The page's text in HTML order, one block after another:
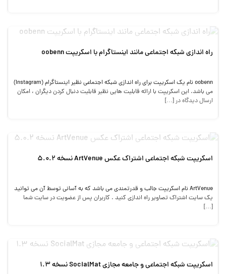
راه اندازی شبکه اجتماعی مانند اینستاگرام با اسکریپت oobenn
oobenn نام یک اسکریپت برای راه اندازی شبکه اجتماعی نظیر اینستاگرام (Instagram)
می باشد. این اسکریپت با ارائه قابلیت هایی نظیر قابلیت دنبال کردن دیگران ، امکان
ارسال دیدگاه در […]
اسکریپت شبکه اجتماعی اشتراک عکس ArtVenue نسخه 5.0.2
ArtVenue نام اسکریپت جالب و قدرتمندی می باشد که به آسانی توسط آن می توانید
یک سایت اشتراک تصاویر راه اندازی کنید . کاربران پس از عضویت در سایت شما
[…]
اسکریپت شبکه اجتماعی و جامعه مجازی SocialMat نسخه 1.3